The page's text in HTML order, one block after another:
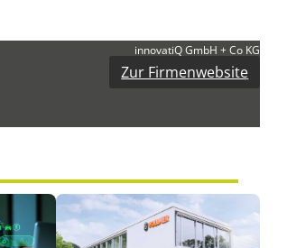
innovatiQ GmbH + Co KG
Zur Firmenwebsite